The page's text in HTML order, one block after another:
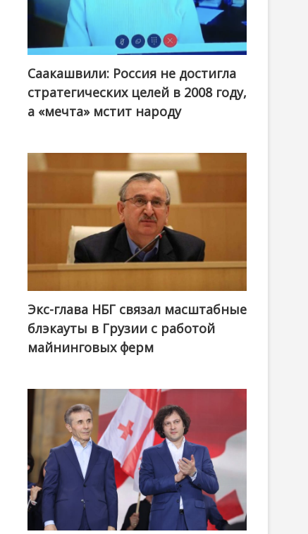
Саакашвили: Россия не достигла
стратегических целей в 2008 году,
а «мечта» мстит народу
Экс-глава НБГ связал масштабные
блэкауты в Грузии с работой
майнинговых ферм